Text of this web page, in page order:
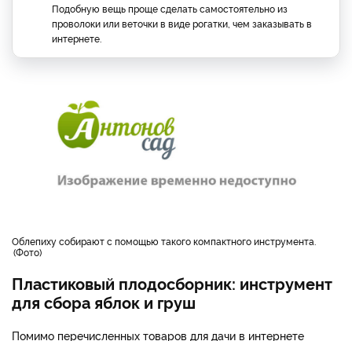
Подобную вещь проще сделать самостоятельно из
проволоки или веточки в виде рогатки, чем заказывать в
интернете.
облепиху собирают с помощью такого компактного инструмента.
Фото
Пластиковый плодосборник: инструмент
для сбора яблок и груш
Помимо перечисленных товаров для дачи в интернете